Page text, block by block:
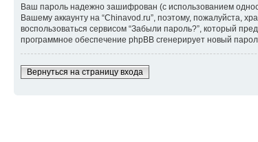
Ваш пароль надежно зашифрован (с использованием
Вашему аккаунту на “Chinavod.ru”, поэтому, пожалуйста,
воспользоваться сервисом “Забыли пароль?”, который
программное обеспечение phpBB сгенерирует новый
Вернуться на страницу входа